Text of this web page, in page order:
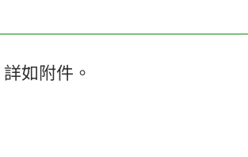
如附件。